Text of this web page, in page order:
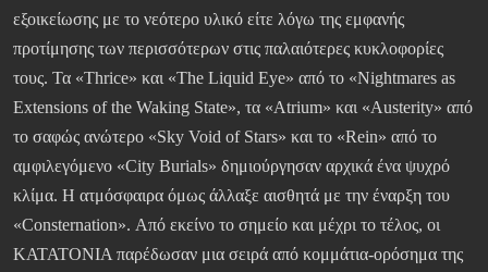
εξοικείωσης με το νεότερο υλικό είτε λόγω της εμφανής
προτίμησης των περισσότερων στις παλαιότερες κυκλοφορίες
τους. Τα «Thrice» και «The Liquid Eye» από το «Nightmares as
Extensions of the Waking State», τα «Atrium» και «Austerity» από
το σαφώς ανώτερο «Sky Void of Stars» και το «Rein» από το
αμφιλεγόμενο «City Burials» δημιούργησαν αρχικά ένα ψυχρό
κλίμα. Η ατμόσφαιρα όμως άλλαξε αισθητά με την έναρξη του
«Consternation». Από εκείνο το σημείο και μέχρι το τέλος, οι
KATATONIA παρέδωσαν μια σειρά από κομμάτια-ορόσημα της